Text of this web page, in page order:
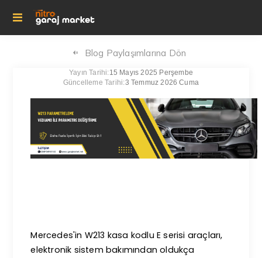
Blog Paylaşımlarına Dön
Yayın Tarihi:15 Mayıs 2025 Perşembe
Güncelleme Tarihi:3 Temmuz 2026 Cuma
Mercedes'in W213 kasa kodlu E serisi araçları,
elektronik sistem bakımından oldukça